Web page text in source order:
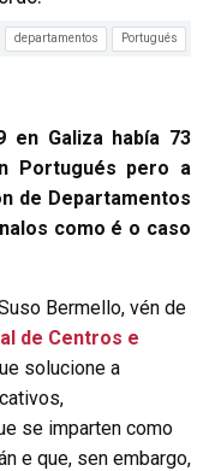
departamentos Portugués
en Galiza había 73
Portugués pero a
de Departamentos
como é o caso
Bermello, vén de
de Centros e
solucione a
se imparten como
e que, sen embargo,